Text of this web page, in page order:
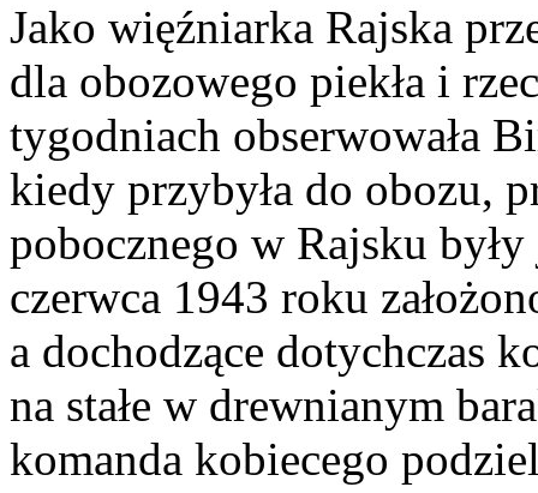
Jako więźniarka Rajska
dla obozowego piekła i
tygodniach obserwowała
kiedy przybyła do obozu,
pobocznego w Rajsku
czerwca 1943 roku
a dochodzące dotychczas
na stałe w drewnianym
komanda kobiecego